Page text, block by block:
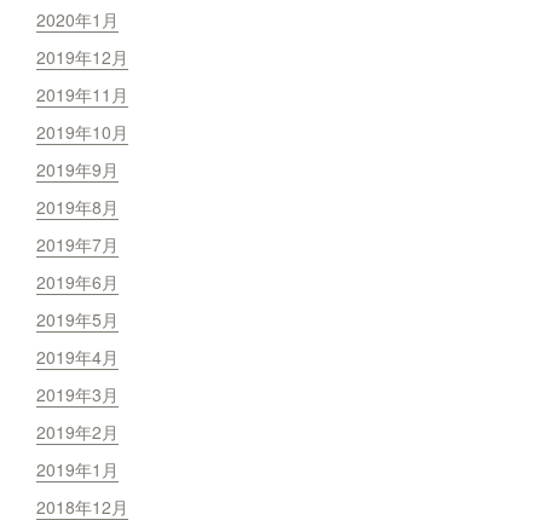
2020年1月
2019年12月
2019年11月
2019年10月
2019年9月
2019年8月
2019年7月
2019年6月
2019年5月
2019年4月
2019年3月
2019年2月
2019年1月
2018年12月